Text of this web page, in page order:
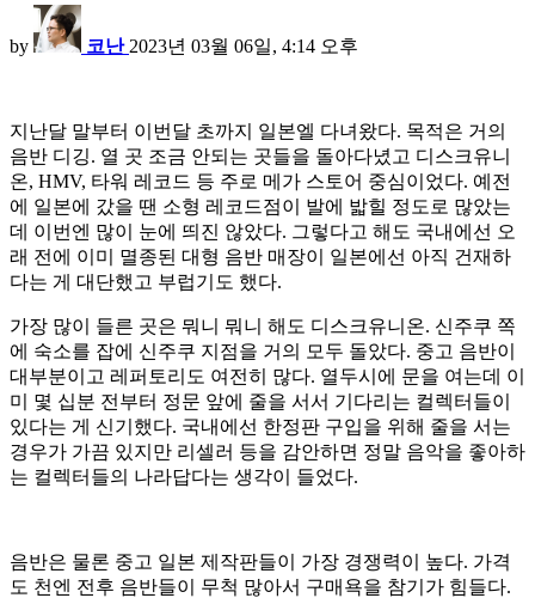
by 코난 2023년 03월 06일, 4:14 오후
지난달 말부터 이번달 초까지 일본엘 다녀왔다. 목적은 거의
음반 디깅. 열 곳 조금 안되는 곳들을 돌아다녔고 디스크유니
온, HMV, 타워 레코드 등 주로 메가 스토어 중심이었다. 예전
에 일본에 갔을 땐 소형 레코드점이 발에 밟힐 정도로 많았는
데 이번엔 많이 눈에 띄진 않았다. 그렇다고 해도 국내에선 오
래 전에 이미 멸종된 대형 음반 매장이 일본에선 아직 건재하
다는 게 대단했고 부럽기도 했다.
가장 많이 들른 곳은 뭐니 뭐니 해도 디스크유니온. 신주쿠 쪽
에 숙소를 잡에 신주쿠 지점을 거의 모두 돌았다. 중고 음반이
대부분이고 레퍼토리도 여전히 많다. 열두시에 문을 여는데 이
미 몇 십분 전부터 정문 앞에 줄을 서서 기다리는 컬렉터들이
있다는 게 신기했다. 국내에선 한정판 구입을 위해 줄을 서는
경우가 가끔 있지만 리셀러 등을 감안하면 정말 음악을 좋아하
는 컬렉터들의 나라답다는 생각이 들었다.
음반은 물론 중고 일본 제작판들이 가장 경쟁력이 높다. 가격
도 천엔 전후 음반들이 무척 많아서 구매욕을 참기가 힘들다.